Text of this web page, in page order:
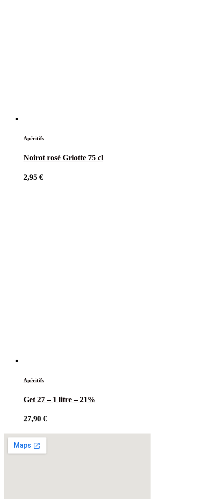
Apéritifs
Noirot rosé Griotte 75 cl
2,95 €
Apéritifs
Get 27 – 1 litre – 21%
27,90 €